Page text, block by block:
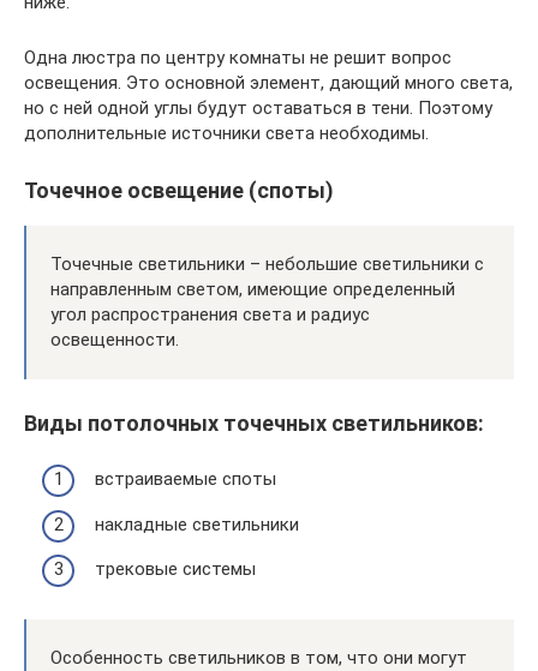
Одна люстра по центру комнаты не решит вопрос
освещения. Это основной элемент, дающий много света,
но с ней одной углы будут оставаться в тени. Поэтому
дополнительные источники света необходимы.
Точечное освещение (споты)
Точечные светильники – небольшие светильники с
направленным светом, имеющие определенный
угол распространения света и радиус
освещенности.
Виды потолочных точечных светильников:
встраиваемые споты
накладные светильники
трековые системы
Особенность светильников в том, что они могут